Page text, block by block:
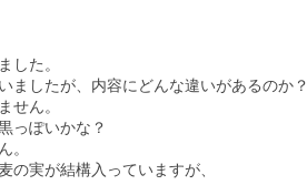
した。
ましたが、内容にどんな違いがあるのか？
せん。
っぽいかな？
。
の実が結構入っていますが、